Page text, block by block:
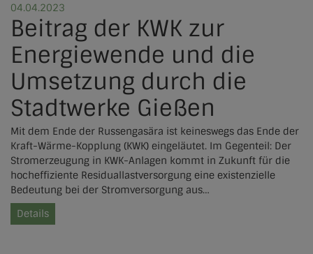
04.04.2023
Beitrag der KWK zur
Energiewende und die
Umsetzung durch die
Stadtwerke Gießen
Mit dem Ende der Russengasära ist keineswegs das Ende der
Kraft-Wärme-Kopplung (KWK) eingeläutet. Im Gegenteil: Der
Stromerzeugung in KWK-Anlagen kommt in Zukunft für die
hocheffiziente Residuallastversorgung eine existenzielle
Bedeutung bei der Stromversorgung aus…
Details